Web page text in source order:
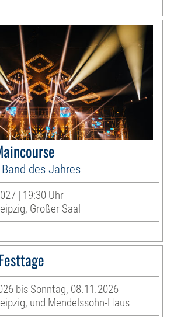
des Jahres
| 19:30 Uhr
Großer Saal
bis Sonntag, 08.11.2026
und Mendelssohn-Haus